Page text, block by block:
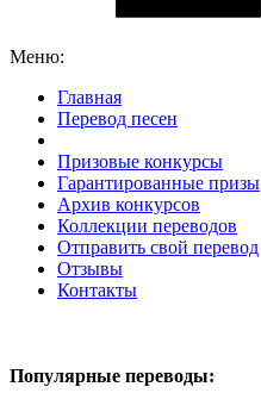
Меню:
Главная
Перевод песен
Призовые конкурсы
Гарантированные призы
Архив конкурсов
Коллекции переводов
Отправить свой перевод
Отзывы
Контакты
Популярные переводы: